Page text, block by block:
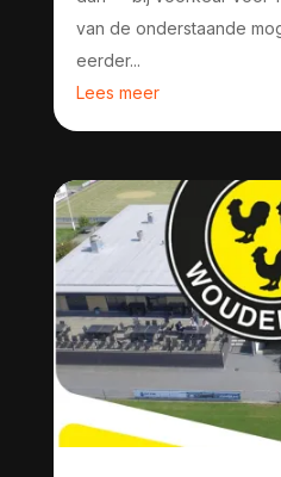
van de onderstaande
eerder...
Lees meer